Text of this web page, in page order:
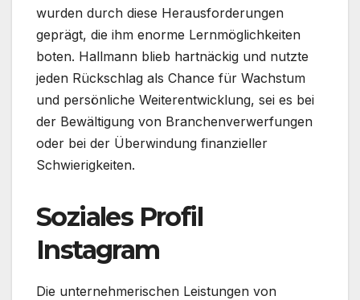
wurden durch diese Herausforderungen
geprägt, die ihm enorme Lernmöglichkeiten
boten. Hallmann blieb hartnäckig und nutzte
jeden Rückschlag als Chance für Wachstum
und persönliche Weiterentwicklung, sei es bei
der Bewältigung von Branchenverwerfungen
oder bei der Überwindung finanzieller
Schwierigkeiten.
Soziales Profil
Instagram
Die unternehmerischen Leistungen von